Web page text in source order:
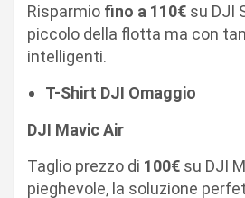
Risparmio fino a 110€ su DJI
piccolo della flotta ma con
intelligenti.
T-Shirt DJI Omaggio
DJI Mavic Air
Taglio prezzo di 100€ su DJI
pieghevole, la soluzione